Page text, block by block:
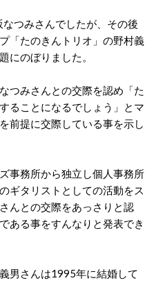
つみさんでしたが、その後
「たのきんトリオ」の野村義
にのぼりました。
つみさんとの交際を認め「た
ることになるでしょう」とマ
前提に交際している事を示し
事務所から独立し個人事務所
ギタリストとしての活動をス
んとの交際をあっさりと認
ある事をすんなりと発表でき
男さんは1995年に結婚して